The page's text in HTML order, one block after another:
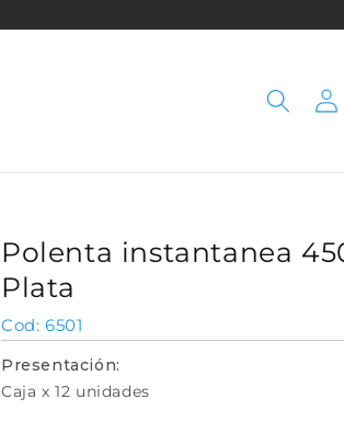
Iniciar
sesión
Polenta instantanea
Plata
SKU:
6501
Presentación:
Caja x 12 unidades